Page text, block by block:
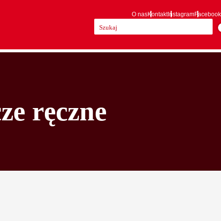
O nasKontaktInstagramFacebook
ręczne